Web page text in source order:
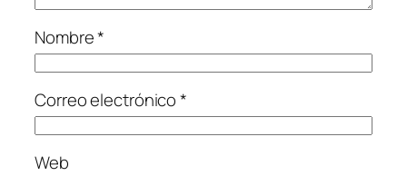
Nombre*
Correo electrónico*
Web